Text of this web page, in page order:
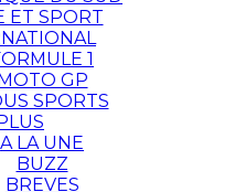
ET SPORT
1
GP
SPORTS
A LA UNE
BUZZ
BREVES